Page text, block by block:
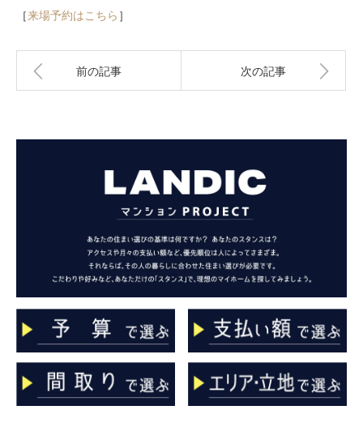
［来場予約はこちら ］
前の記事 次の記事